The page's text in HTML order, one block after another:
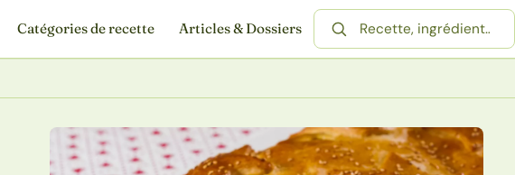
Catégories de recette Articles & Dossiers
Rechercher une recette